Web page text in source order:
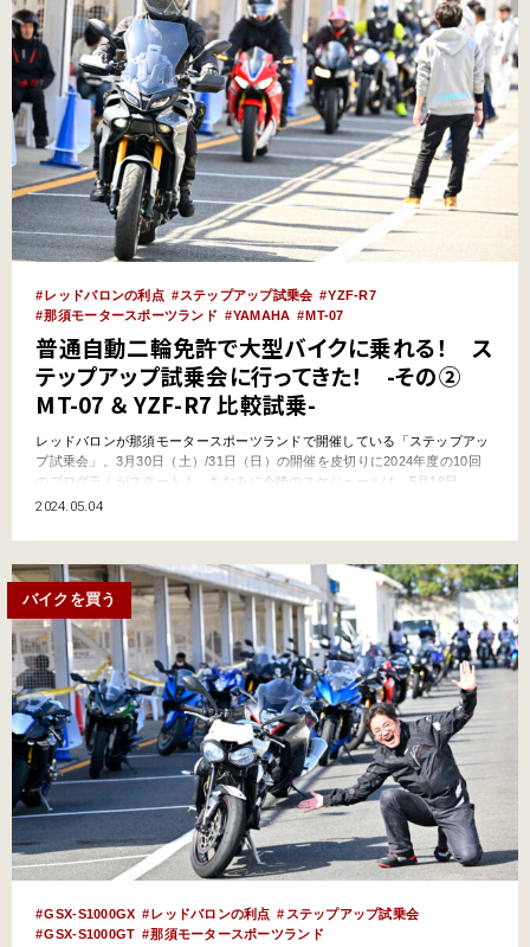
レッドバロンの利点 ステップアップ試乗会
YZF-R7
那須モータースポーツランド
YAMAHA MT-07
普通自動二輪免許で大型バイクに乗れる！ ス
テップアップ試乗会に行ってきた！ -その②
MT-07 ＆ YZF-R7 比較試乗-
レッドバロンが那須モータースポーツランドで開催している「ステップアッ
プ試乗会」。3月30日（土）/31日（日）の開催を皮切りに2024年度の10回
のプログラムがスタート！ ちなみに今後のスケジュールは、5月18日
（土）/19日（日）、7月26日（金）、27日（土）、28日（日）、9月6日
ら、まだ「ステップアップ試乗会」に行った事が…
2024.05.04
バイクを買う
GSX-S1000GX レッドバロンの利点
ステップアップ試乗会
GSX-S1000GT
那須モータースポーツランド